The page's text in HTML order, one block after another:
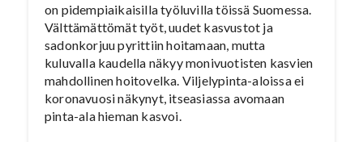
on pidempiaikaisilla työluvilla töissä Suomessa.
Välttämättömät työt, uudet kasvustot ja
sadonkorjuu pyrittiin hoitamaan, mutta
kuluvalla kaudella näkyy monivuotisten kasvien
mahdollinen hoitovelka. Viljelypinta-aloissa ei
koronavuosi näkynyt, itseasiassa avomaan
pinta-ala hieman kasvoi.